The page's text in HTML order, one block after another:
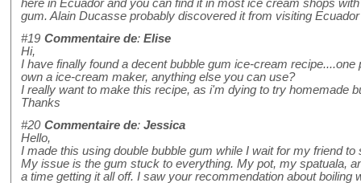
here in Ecuador and you can find it in most ice cream shops
gum. Alain Ducasse probably discovered it from visiting
#19 Commentaire de: Elise
Hi,
I have finally found a decent bubble gum ice-cream
own a ice-cream maker, anything else you can use?
I really want to make this recipe, as i'm dying to try homemade
Thanks
#20 Commentaire de: Jessica
Hello,
I made this using double bubble gum while I wait for my friend
My issue is the gum stuck to everything. My pot, my spatuala,
a time getting it all off. I saw your recommendation about boiling